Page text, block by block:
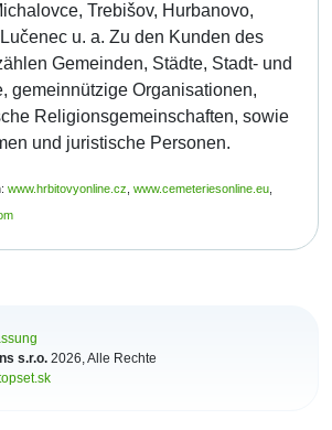
Trebišov, Hurbanovo,
u. a. Zu den Kunden des
Gemeinden, Städte, Stadt- und
gemeinnützige Organisationen,
Religionsgemeinschaften, sowie
und juristische Personen.
www.hrbitovyonline.cz www.cemeteriesonline.eu
s.r.o. 2026, Alle Rechte